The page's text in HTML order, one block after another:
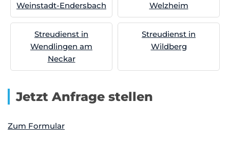
Weinstadt-Endersbach
Welzheim
Streudienst in
Wendlingen am
Neckar
Streudienst in
Wildberg
Jetzt Anfrage stellen
Zum Formular